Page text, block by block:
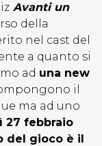
Avanti un
della
nel cast del
a quanto si
ad una new
il
ma ad uno
27 febbraio
del gioco è il